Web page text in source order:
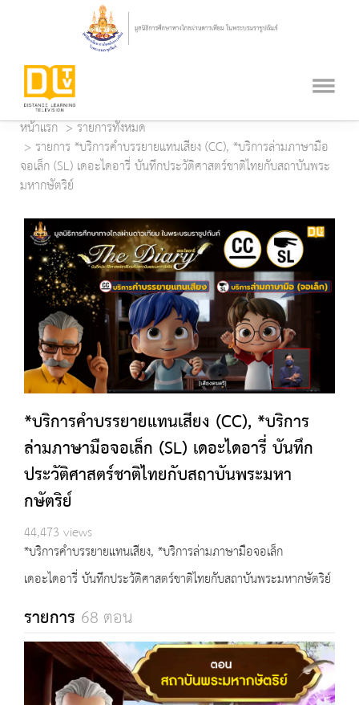
หน้าแรก
รายการทั้งหมด
รายการ *บริการคำบรรยายแทนเสียง (CC), *บริการล่ามภาษามือ
จอเล็ก (SL) เดอะไดอารี่ บันทึกประวัติศาสตร์ชาติไทยกับสถาบันพระ
มหากษัตริย์
*บริการคำบรรยายแทนเสียง (CC), *บริการ
ล่ามภาษามือจอเล็ก (SL) เดอะไดอารี่ บันทึก
ประวัติศาสตร์ชาติไทยกับสถาบันพระมหา
กษัตริย์
44,473 views
*บริการคำบรรยายแทนเสียง, *บริการล่ามภาษามือจอเล็ก
เดอะไดอารี่ บันทึกประวัติศาสตร์ชาติไทยกับสถาบันพระมหากษัตริย์
รายการ 68 ตอน